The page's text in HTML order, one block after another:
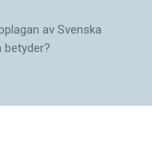
av Svenska
betyder?